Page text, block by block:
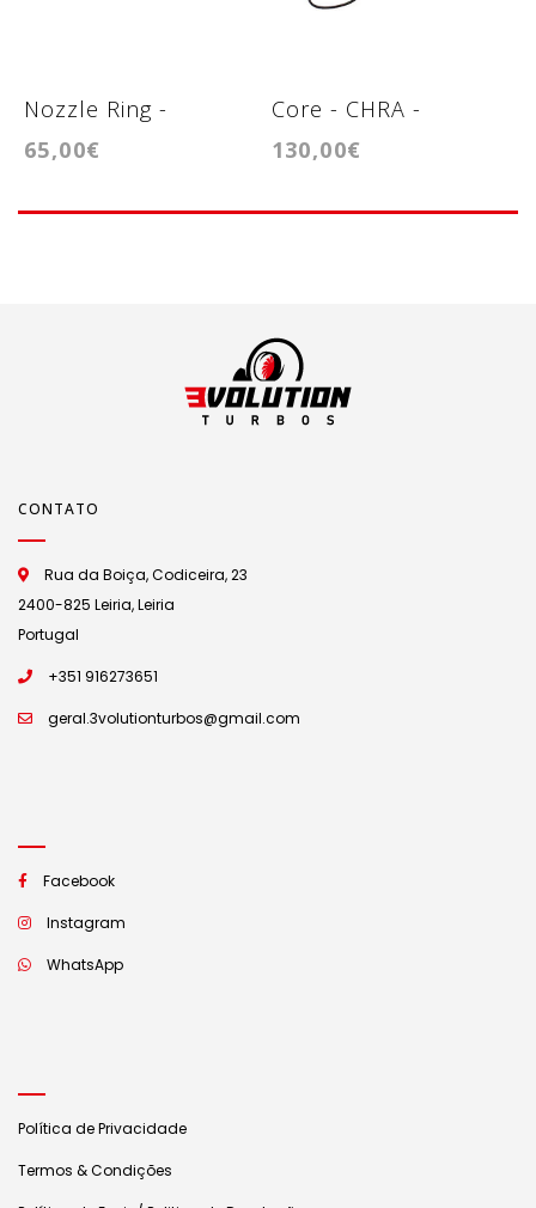
Nozzle Ring -
Geometria
65,00€
Core - CHRA -
Cartridge -
130,00€
CONTATO
Rua da Boiça, Codiceira, 23
2400-825 Leiria, Leiria
Portugal
+351 916273651
geral.3volutionturbos@gmail.com
Facebook
Instagram
WhatsApp
Política de Privacidade
Termos & Condições